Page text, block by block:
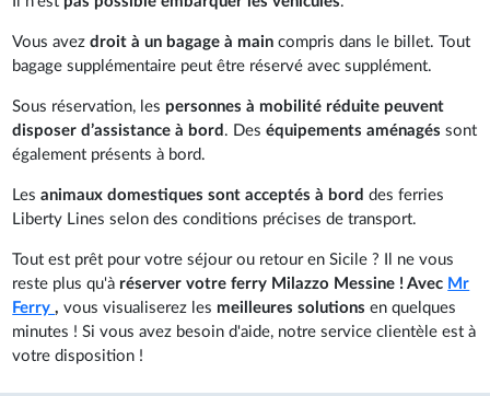
Vous avezdroit à un bagage à main compris dans le billet. Tout
bagage supplémentaire peut être réservé avec supplément.
Sous réservation, les personnes à mobilité réduite peuvent
disposer d’assistance à bord . Deséquipements aménagés sont
également présents à bord.
Lesanimaux domestiques sont acceptés à bord des ferries
Liberty Lines selon des conditions précises de transport.
Tout est prêt pour votre séjour ou retour en Sicile ? Il ne vous
reste plus qu'à réserver votre ferry Milazzo Messine ! Avec Mr
Ferry, vous visualiserez les meilleures solutions en quelques
minutes ! Si vous avez besoin d'aide, notre service clientèle est à
votre disposition !